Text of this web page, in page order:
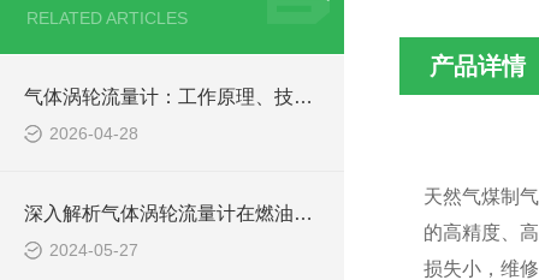
RELATED ARTICLES
气体涡轮流量计：工作原理、技术特点与选型指南
2026-04-28
深入解析气体涡轮流量计在燃油系统中的应用
2024-05-27
产品详情
天然气煤制
的高精度、
损失小，维